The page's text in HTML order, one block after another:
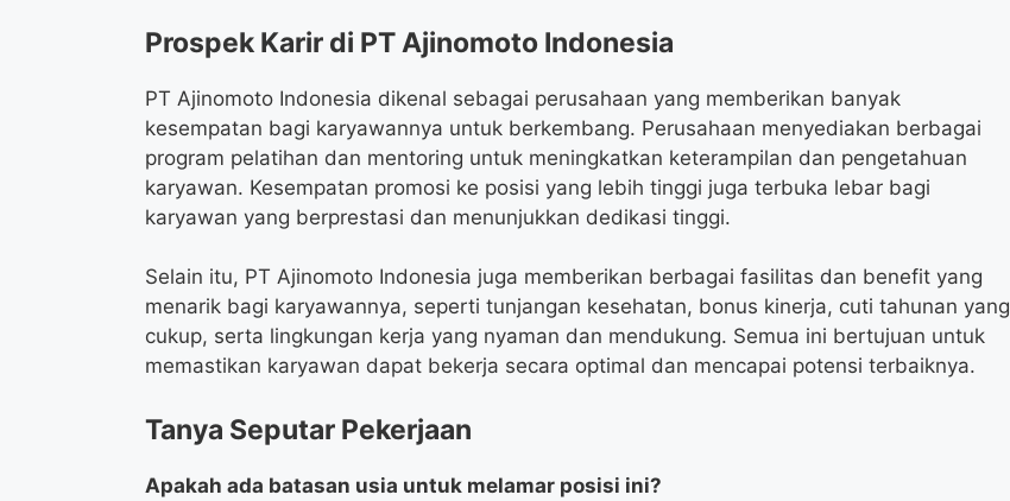
Prospek Karir di PT Ajinomoto Indonesia
PT Ajinomoto Indonesia dikenal sebagai perusahaan yang memberikan banyak
kesempatan bagi karyawannya untuk berkembang. Perusahaan menyediakan berbagai
program pelatihan dan mentoring untuk meningkatkan keterampilan dan pengetahuan
karyawan. Kesempatan promosi ke posisi yang lebih tinggi juga terbuka lebar bagi
karyawan yang berprestasi dan menunjukkan dedikasi tinggi.
Selain itu, PT Ajinomoto Indonesia juga memberikan berbagai fasilitas dan benefit yang
menarik bagi karyawannya, seperti tunjangan kesehatan, bonus kinerja, cuti tahunan yang
cukup, serta lingkungan kerja yang nyaman dan mendukung. Semua ini bertujuan untuk
memastikan karyawan dapat bekerja secara optimal dan mencapai potensi terbaiknya.
Tanya Seputar Pekerjaan
Apakah ada batasan usia untuk melamar posisi ini?